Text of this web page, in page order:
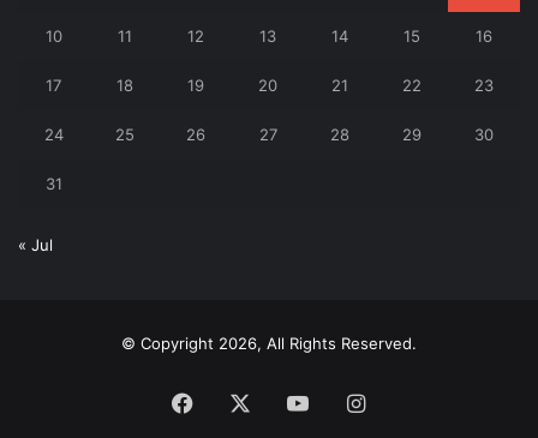
10 11 12 13 14 15 16
17 18 19 20 21 22 23
24 25 26 27 28 29 30
31
« Jul
© Copyright 2026, All Rights Reserved.
Facebook YouTubeInstagram